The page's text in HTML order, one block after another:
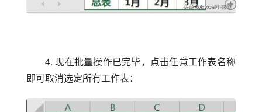
4. 现在批量操作已完毕，点击任意工作表名称
即可取消选定所有工作表：